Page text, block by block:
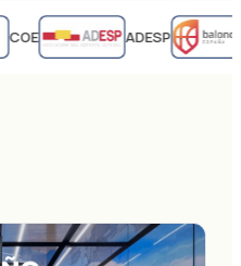
COE ADESP